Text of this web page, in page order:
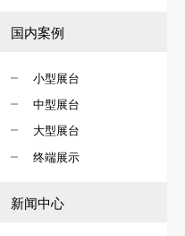
国内案例
小型展台
中型展台
大型展台
终端展示
新闻中心